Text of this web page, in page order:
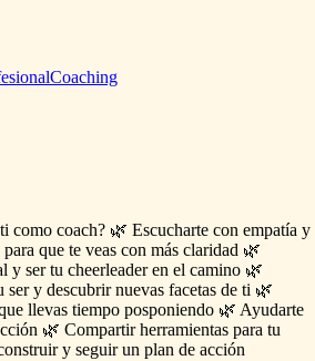
Coaching
ti como coach? 🌿 Escucharte con empatía y
para que te veas con más claridad 🌿
y ser tu cheerleader en el camino 🌿
ser y descubrir nuevas facetas de ti 🌿
llevas tiempo posponiendo 🌿 Ayudarte
🌿 Compartir herramientas para tu
y seguir un plan de acción